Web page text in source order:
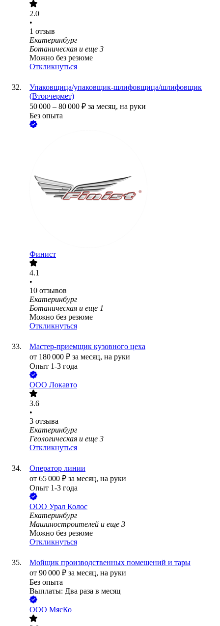
2.0
•
1 отзыв
Екатеринбург
Ботаническая и еще 3
Можно без резюме
Откликнуться
Упаковщица/упаковщик-шлифовщица/шлифовщик
(Вторчермет)
50 000 – 80 000 ₽ за месяц, на руки
Без опыта
Финист
4.1
•
10 отзывов
Екатеринбург
Ботаническая и еще 1
Можно без резюме
Откликнуться
Мастер-приемщик кузовного цеха
от 180 000 ₽ за месяц, на руки
Опыт 1-3 года
ООО Локавто
3.6
•
3 отзыва
Екатеринбург
Геологическая и еще 3
Откликнуться
Оператор линии
от 65 000 ₽ за месяц, на руки
Опыт 1-3 года
ООО Урал Колос
Екатеринбург
Машиностроителей и еще 3
Можно без резюме
Откликнуться
Мойщик производственных помещений и тары
от 90 000 ₽ за месяц, на руки
Без опыта
Выплаты: Два раза в месяц
ООО МясКо